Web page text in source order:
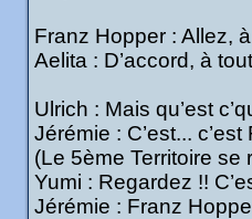
Franz Hopper : Allez,
Aelita : D’accord, à
Ulrich : Mais qu’est
Jérémie : C’est...
(Le 5ème Territoire
Yumi : Regardez !!
Jérémie : Franz